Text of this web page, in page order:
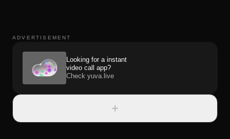
ADVERTISEMENT
Looking for a instant
video call app?
Check yuva.live
+